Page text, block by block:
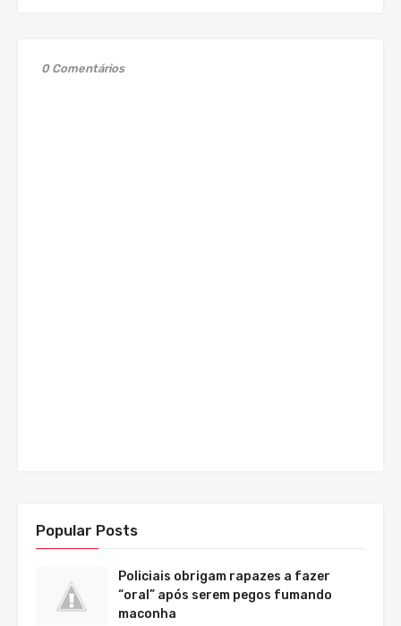
0 Comentários
Popular Posts
Policiais obrigam rapazes a fazer
“oral” após serem pegos fumando
maconha